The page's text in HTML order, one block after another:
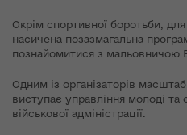
Окрім спортивної боротьби,
насичена позазмагальна
познайомитися з мальовничою
Одним із організаторів
виступає управління молоді та
військової адміністрації.